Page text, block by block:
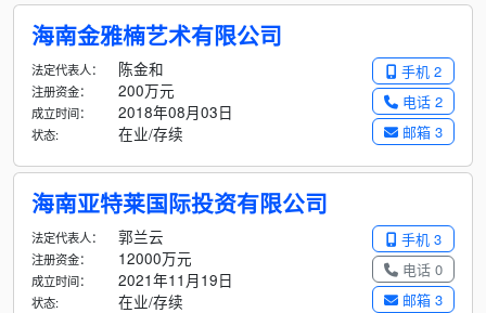
海南金雅楠艺术有限公司
手机 2
电话 2
邮箱 3
法定代表人： 陈金和
注册资金： 200万元
成立时间： 2018年08月03日
状态: 在业/存续
海南亚特莱国际投资有限公司
手机 3
电话 0
邮箱 3
法定代表人： 郭兰云
注册资金： 12000万元
成立时间： 2021年11月19日
状态: 在业/存续